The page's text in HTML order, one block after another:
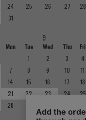
24 25 26 27 28
31
9
Mon Tue Wed Thu Fri
1
2 3 4
7 8 9 10 11
14 15 16 17 18
21 22 23 24 25
28